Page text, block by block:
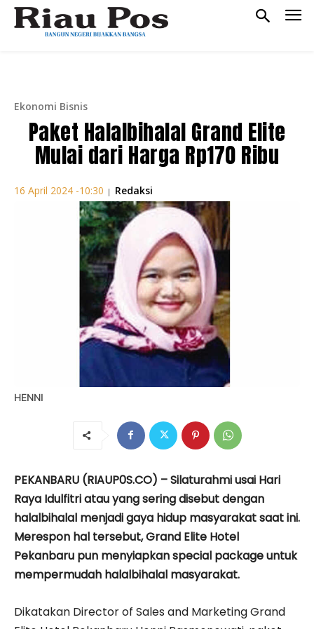
Ekonomi Bisnis
Paket Halalbihalal Grand Elite
Mulai dari Harga Rp170 Ribu
16 April 2024 -10:30 | Redaksi
HENNI
PEKANBARU (RIAUP0S.CO) – Silaturahmi usai Hari
Raya Idulfitri atau yang sering disebut dengan
halalbihalal menjadi gaya hidup masyarakat saat ini.
Merespon hal tersebut, Grand Elite Hotel
Pekanbaru pun menyiapkan special package untuk
mempermudah halalbihalal masyarakat.
Dikatakan Director of Sales and Marketing Grand